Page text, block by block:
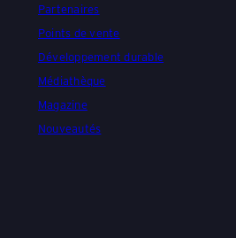
Partenaires
Points de vente
Développement durable
Médiathèque
Magazine
Nouveautés